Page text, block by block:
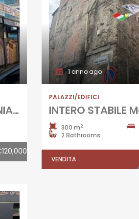
CESSIONE ATTIVITA’ COLONIALI Marano-Via Baracca
1 anno ago
PALAZZI/EDIFICI
300 m2
2 Bathrooms
VENDITA